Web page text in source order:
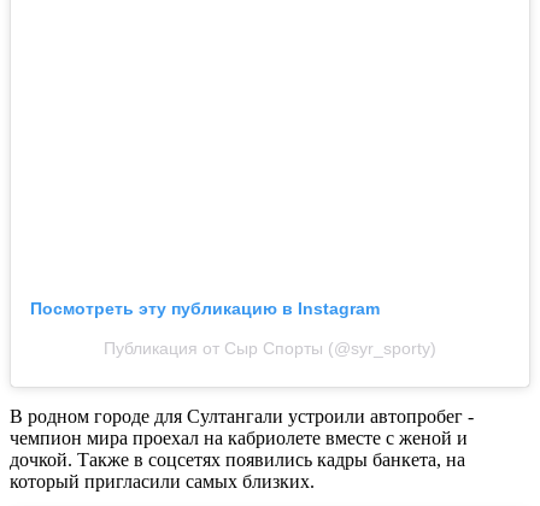
Посмотреть эту публикацию в Instagram
Публикация от Сыр Спорты (@syr_sporty)
В родном городе для Султангали устроили автопробег -
чемпион мира проехал на кабриолете вместе с женой и
дочкой. Также в соцсетях появились кадры банкета, на
который пригласили самых близких.